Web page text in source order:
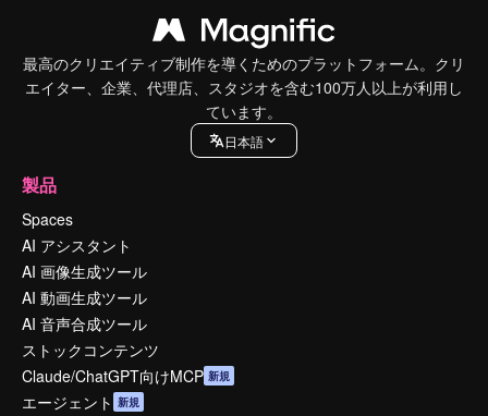
最高のクリエイティブ制作を導くためのプラットフォーム。クリ
エイター、企業、代理店、スタジオを含む100万人以上が利用し
ています。
日本語
製品
Spaces
AI アシスタント
AI 画像生成ツール
AI 動画生成ツール
AI 音声合成ツール
ストックコンテンツ
Claude/ChatGPT向けMCP 新規
エージェント 新規